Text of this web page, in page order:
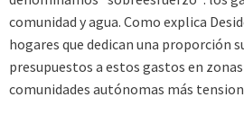
comunidad y agua. Como explica
hogares que dedican una proporción
presupuestos a estos gastos en
comunidades autónomas más